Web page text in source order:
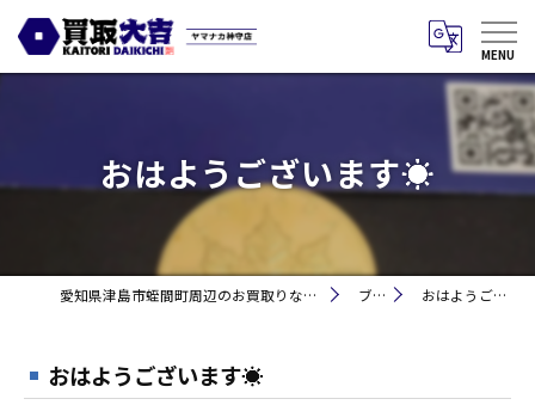
おはようございます☀
愛知県津島市蛭間町周辺のお買取りなら買取大吉 ヤマナカ神守店 ブログ おはようございます☀
おはようございます☀